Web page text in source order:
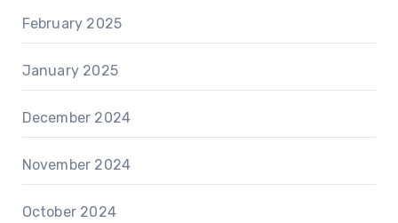
February 2025
January 2025
December 2024
November 2024
October 2024